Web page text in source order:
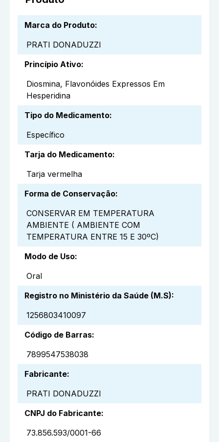
Marca do Produto:
PRATI DONADUZZI
Princípio Ativo:
Diosmina, Flavonóides Expressos Em
Hesperidina
Tipo do Medicamento:
Específico
Tarja do Medicamento:
Tarja vermelha
Forma de Conservação:
CONSERVAR EM TEMPERATURA
AMBIENTE ( AMBIENTE COM
TEMPERATURA ENTRE 15 E 30ºC)
Modo de Uso:
Oral
Registro no Ministério da Saúde (M.S):
1256803410097
Código de Barras:
7899547538038
Fabricante:
PRATI DONADUZZI
CNPJ do Fabricante:
73.856.593/0001-66